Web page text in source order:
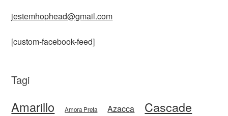
jestemhophead@gmail.com
[custom-facebook-feed]
Tagi
Amarillo Amora Preta Azacca Cascade